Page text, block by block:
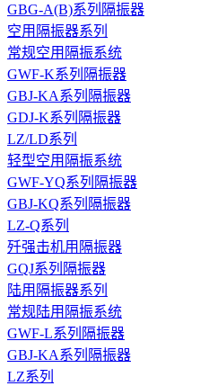
GBG-A(B)系列隔振器
空用隔振器系列
常规空用隔振系统
GWF-K系列隔振器
GBJ-KA系列隔振器
GDJ-K系列隔振器
LZ/LD系列
轻型空用隔振系统
GWF-YQ系列隔振器
GBJ-KQ系列隔振器
LZ-Q系列
歼强击机用隔振器
GQJ系列隔振器
陆用隔振器系列
常规陆用隔振系统
GWF-L系列隔振器
GBJ-KA系列隔振器
LZ系列